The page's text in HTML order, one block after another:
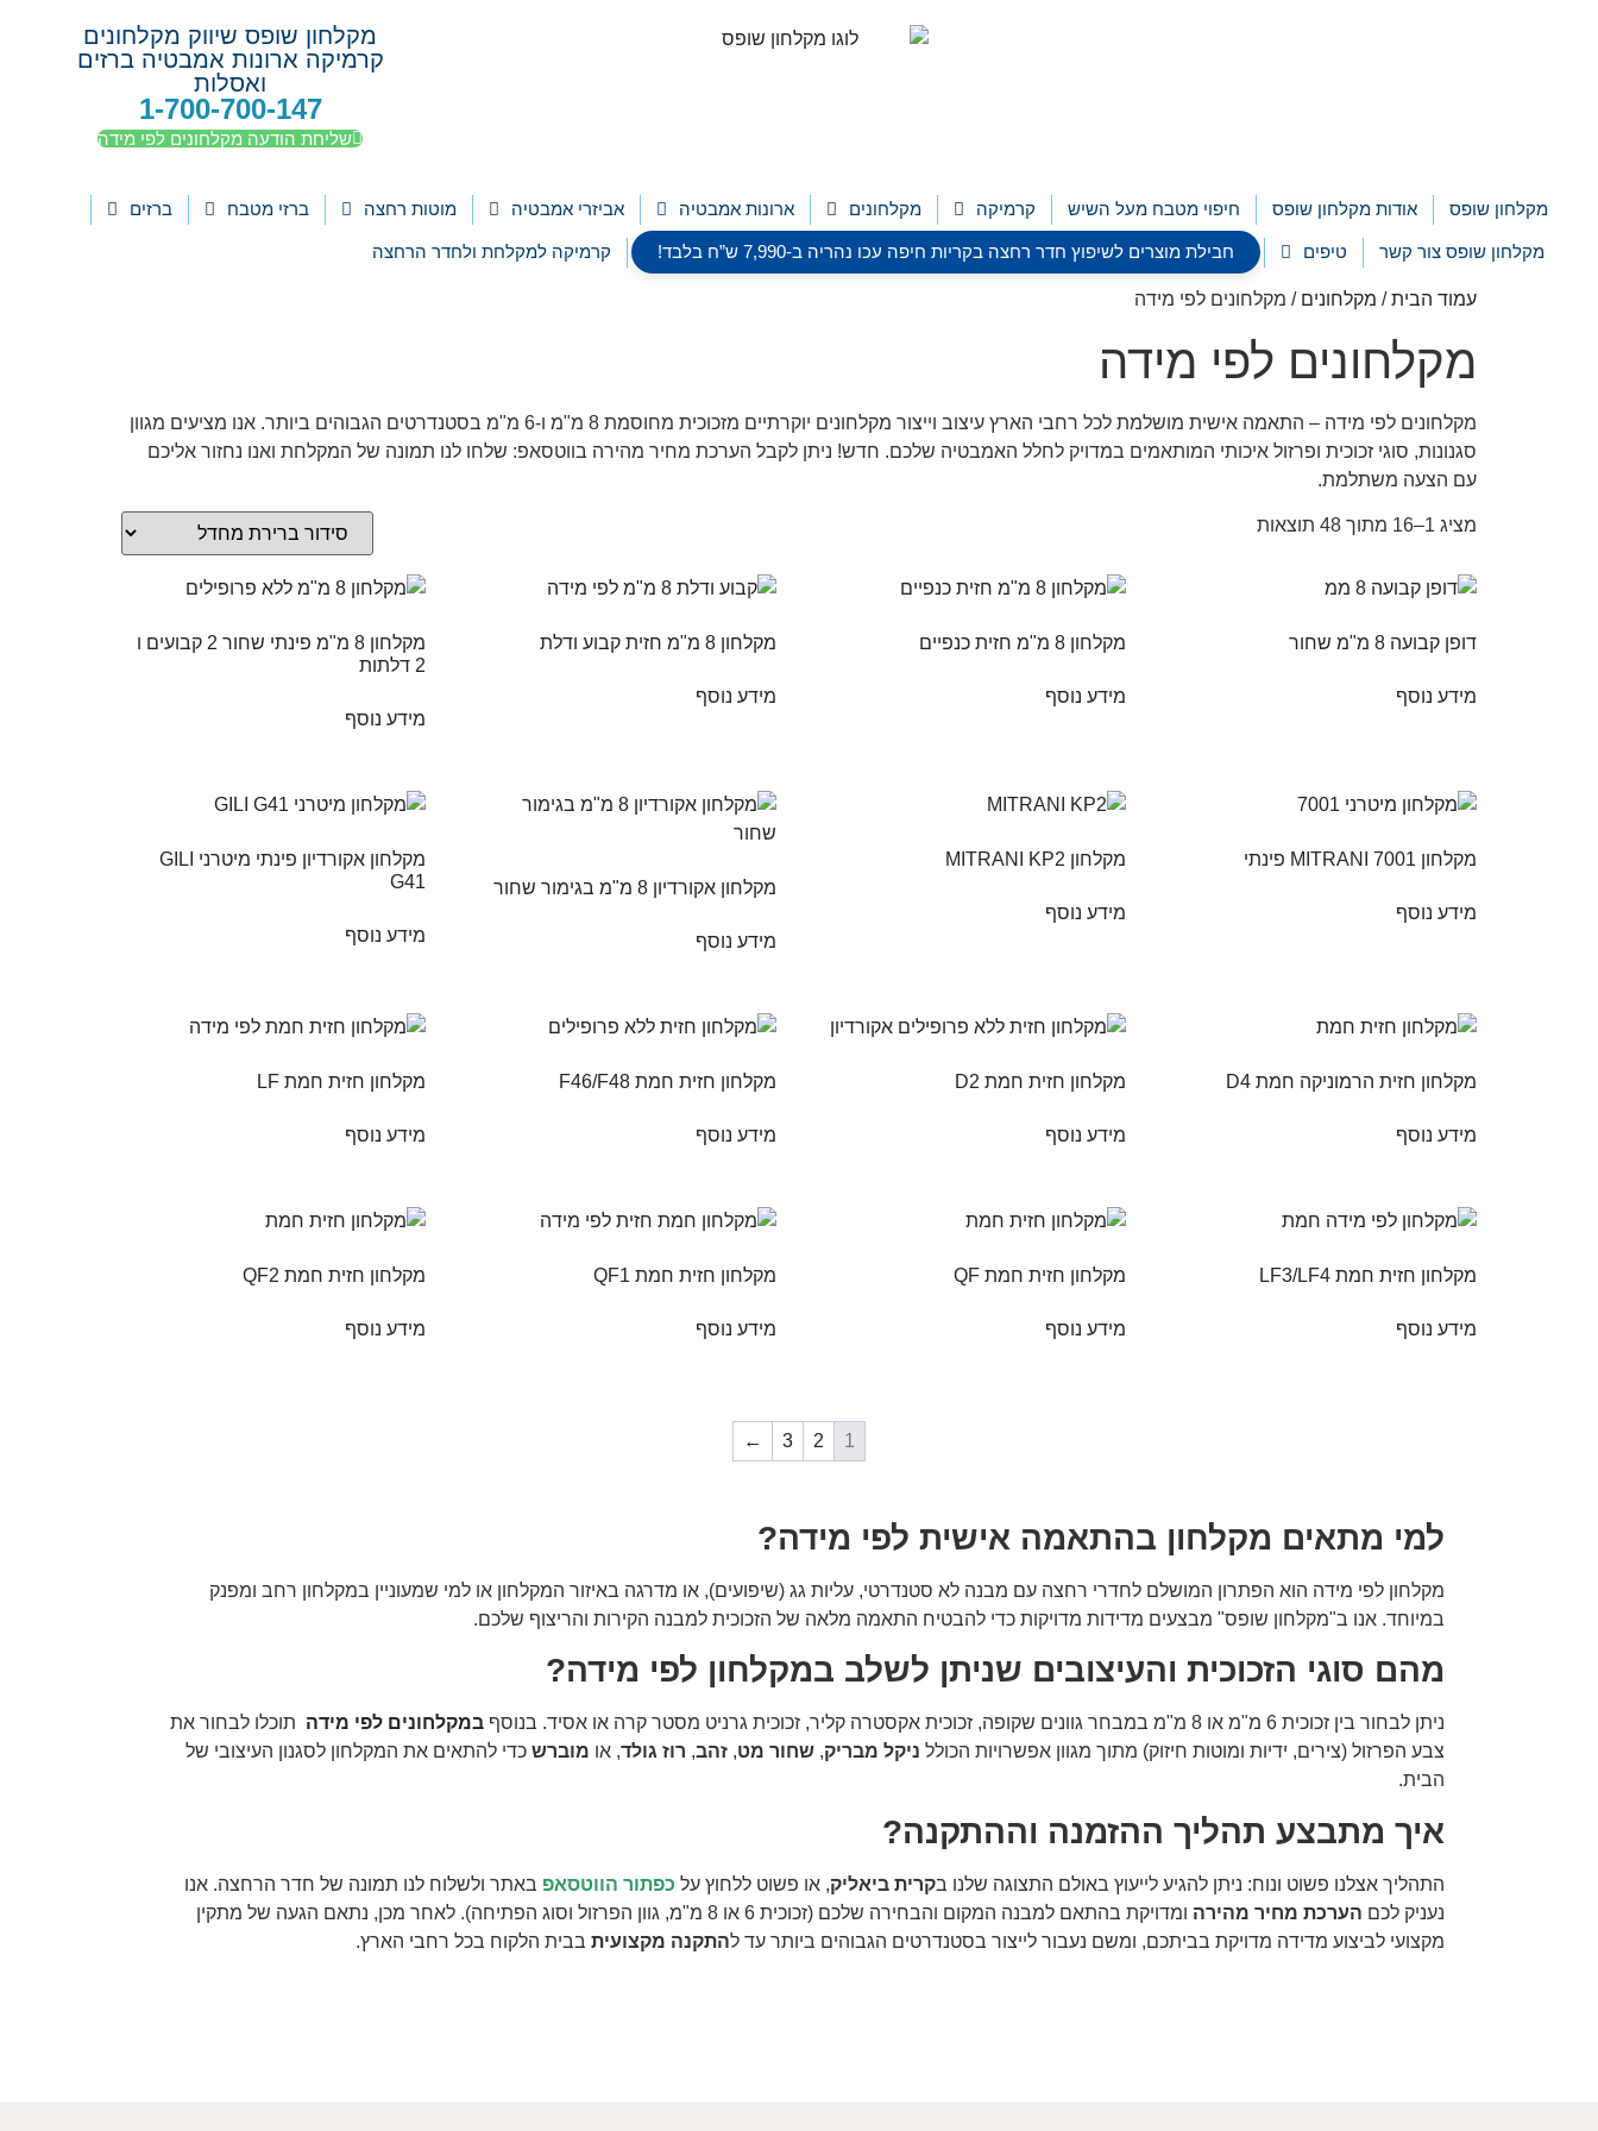
מקלחון שופס שיווק מקלחונים
קרמיקה ארונות אמבטיה ברזים
ואסלות
1-700-700-147
שליחת הודעה מקלחונים לפי מידה
מקלחון שופס אודות מקלחון שופס חיפוי מטבח מעל השיש קרמיקה מקלחונים ארונות אמבטיה אביזרי אמבטיה מוטות רחצה ברזי מטבח ברזים
מקלחון שופס צור קשר טיפים חבילת מוצרים לשיפוץ חדר רחצה בקריות חיפה עכו נהריה ב-7,990 ש”ח בלבד! קרמיקה למקלחת ולחדר הרחצה
עמוד הבית/ מקלחונים / מקלחונים לפי מידה
מקלחונים לפי מידה
מקלחונים לפי מידה – התאמה אישית מושלמת לכל רחבי הארץ עיצוב וייצור מקלחונים יוקרתיים מזכוכית מחוסמת 8 מ"מ ו-6 מ"מ בסטנדרטים הגבוהים ביותר. אנו מציעים מגוון
סגנונות, סוגי זכוכית ופרזול איכותי המותאמים במדויק לחלל האמבטיה שלכם. חדש! ניתן לקבל הערכת מחיר מהירה בווטסאפ: שלחו לנו תמונה של המקלחת ואנו נחזור אליכם
עם הצעה משתלמת.
מציג 1–16 מתוך 48 תוצאות
דופן קבועה 8 מ"מ שחור
מידע נוסף
מקלחון 8 מ"מ חזית כנפיים
מידע נוסף
מקלחון 8 מ"מ חזית קבוע ודלת
מידע נוסף
מקלחון 8 מ"מ פינתי שחור 2 קבועים ו
2 דלתות
מידע נוסף
מקלחון MITRANI 7001 פינתי
מידע נוסף
מקלחון MITRANI KP2
מידע נוסף
מקלחון אקורדיון 8 מ"מ בגימור שחור
מידע נוסף
מקלחון אקורדיון פינתי מיטרני GILI
G41
מידע נוסף
מקלחון חזית הרמוניקה חמת D4
מידע נוסף
מקלחון חזית חמת D2
מידע נוסף
מקלחון חזית חמת F46/F48
מידע נוסף
מקלחון חזית חמת LF
מידע נוסף
מקלחון חזית חמת LF3/LF4
מידע נוסף
מקלחון חזית חמת QF
מידע נוסף
מקלחון חזית חמת QF1
מידע נוסף
מקלחון חזית חמת QF2
מידע נוסף
1
2
3
←
למי מתאים מקלחון בהתאמה אישית לפי מידה?
מקלחון לפי מידה הוא הפתרון המושלם לחדרי רחצה עם מבנה לא סטנדרטי, עליות גג (שיפועים), או מדרגה באיזור המקלחון או למי שמעוניין במקלחון רחב ומפנק
במיוחד. אנו ב"מקלחון שופס" מבצעים מדידות מדויקות כדי להבטיח התאמה מלאה של הזכוכית למבנה הקירות והריצוף שלכם.
מהם סוגי הזכוכית והעיצובים שניתן לשלב במקלחון לפי מידה?
ניתן לבחור בין זכוכית 6 מ"מ או 8 מ"מ במבחר גוונים שקופה, זכוכית אקסטרה קליר, זכוכית גרניט מסטר קרה או אסיד. בנוסף במקלחונים לפי מידה תוכלו לבחור את
צבע הפרזול (צירים, ידיות ומוטות חיזוק) מתוך מגוון אפשרויות הכולל ניקל מבריק, שחור מט, זהב, רוז גולד, או מוברשכדי להתאים את המקלחון לסגנון העיצובי של
הבית.
איך מתבצע תהליך ההזמנה וההתקנה?
התהליך אצלנו פשוט ונוח: ניתן להגיע לייעוץ באולם התצוגה שלנו בקרית ביאליק, או פשוט ללחוץ על כפתור הווטסאפ באתר ולשלוח לנו תמונה של חדר הרחצה. אנו
נעניק לכם הערכת מחיר מהירה
ומדויקת בהתאם למבנה המקום והבחירה שלכם (זכוכית 6 או 8 מ"מ, גוון הפרזול וסוג הפתיחה). לאחר מכן, נתאם הגעה של מתקין
מקצועי לביצוע מדידה מדויקת בביתכם, ומשם נעבור לייצור בסטנדרטים הגבוהים ביותר עד להתקנה מקצועיתבבית הלקוח בכל רחבי הארץ.